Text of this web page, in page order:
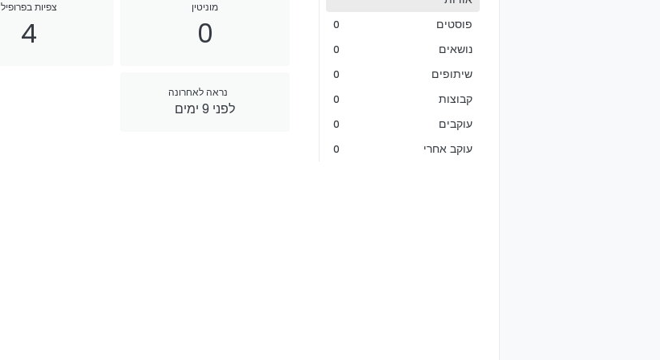
פוסטים
0
נושאים 0
שיתופים 0
קבוצות 0
עוקבים 0
עוקב אחרי 0
מוניטין
0
צפיות בפרופיל
4
נראה לאחרונה
לפני 9 ימים